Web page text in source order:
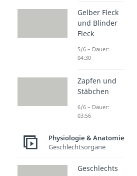
Gelber Fleck
und Blinder
Fleck
5/6 – Dauer:
04:30
Zapfen und
Stäbchen
6/6 – Dauer:
03:56
Physiologie & Anatomie
Geschlechtsorgane
Geschlechts